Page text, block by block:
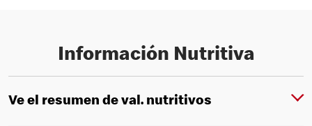
Información Nutritiva
Ve el resumen de val. nutritivos